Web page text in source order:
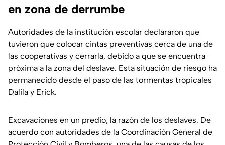
en zona de derrumbe
Autoridades de la institución escolar declararon que
tuvieron que colocar cintas preventivas cerca de una de
las cooperativas y cerrarla, debido a que se encuentra
próxima a la zona del deslave. Esta situación de riesgo ha
permanecido desde el paso de las tormentas tropicales
Dalila y Erick.
Excavaciones en un predio, la razón de los deslaves. De
acuerdo con autoridades de la Coordinación General de